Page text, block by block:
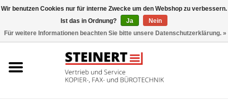
Büromaschinen- Service
Wir benutzen Cookies nur für interne Zwecke um den Webshop zu verbessern.
Ist das in Ordnung?
Ja
Nein
Für weitere Informationen beachten Sie bitte unsere Datenschutzerklärung. »